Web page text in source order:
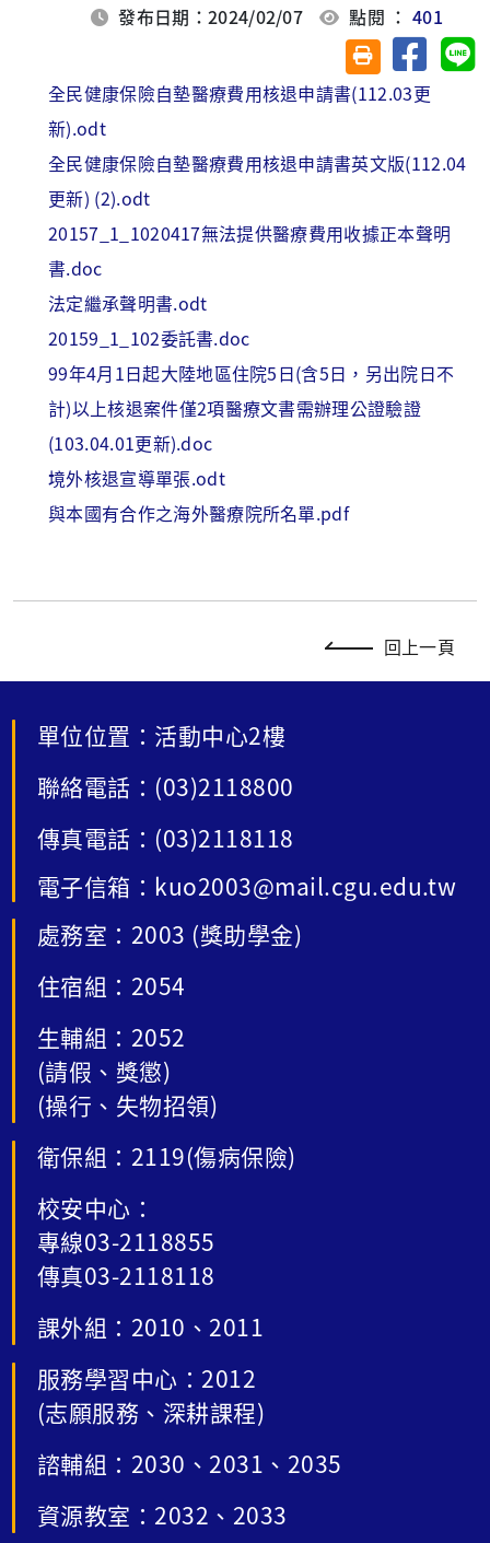
發布日期：2024/02/07 點閱 ：401
友善列印(另開視
分享至
全民健康保險自墊醫療費用核退申請書(112.03更
新).odt
全民健康保險自墊醫療費用核退申請書英文版(112.04
更新) (2).odt
20157_1_1020417無法提供醫療費用收據正本聲明
書.doc
法定繼承聲明書.odt
20159_1_102委託書.doc
99年4月1日起大陸地區住院5日(含5日，另出院日不
計)以上核退案件僅2項醫療文書需辦理公證驗證
(103.04.01更新).doc
境外核退宣導單張.odt
與本國有合作之海外醫療院所名單.pdf
回上一頁
單位位置：活動中心2樓
聯絡電話：(03)2118800
傳真電話：(03)2118118
電子信箱：kuo2003@mail.cgu.edu.tw
處務室：2003 (獎助學金)
住宿組：2054
生輔組：2052
(請假、獎懲)
(操行、失物招領)
衛保組：2119(傷病保險)
校安中心：
專線03-2118855
傳真03-2118118
課外組：2010、2011
服務學習中心：2012
(志願服務、深耕課程)
諮輔組：2030、2031、2035
資源教室：2032、2033